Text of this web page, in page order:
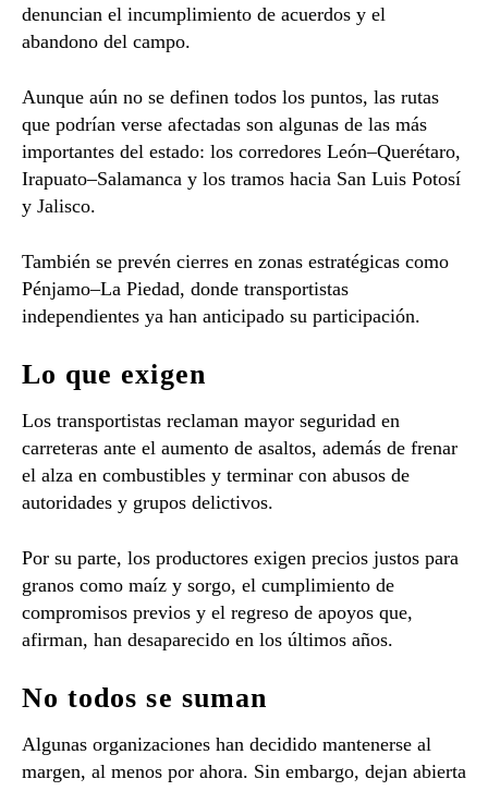
denuncian el incumplimiento de acuerdos y el
abandono del campo.
Aunque aún no se definen todos los puntos, las rutas
que podrían verse afectadas son algunas de las más
importantes del estado: los corredores León–Querétaro,
Irapuato–Salamanca y los tramos hacia San Luis Potosí
y Jalisco.
También se prevén cierres en zonas estratégicas como
Pénjamo–La Piedad, donde transportistas
independientes ya han anticipado su participación.
Lo que exigen
Los transportistas reclaman mayor seguridad en
carreteras ante el aumento de asaltos, además de frenar
el alza en combustibles y terminar con abusos de
autoridades y grupos delictivos.
Por su parte, los productores exigen precios justos para
granos como maíz y sorgo, el cumplimiento de
compromisos previos y el regreso de apoyos que,
afirman, han desaparecido en los últimos años.
No todos se suman
Algunas organizaciones han decidido mantenerse al
margen, al menos por ahora. Sin embargo, dejan abierta